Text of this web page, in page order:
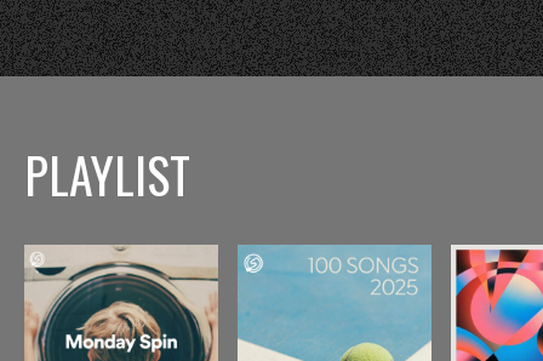
PLAYLIST